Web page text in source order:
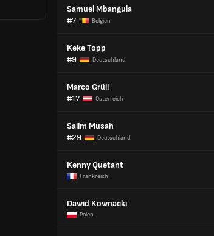
Samuel Mbangula
#7
Belgien
Keke Topp
#9
Deutschland
Marco Grüll
#17
Österreich
Salim Musah
#29
Deutschland
Kenny Quetant
Frankreich
Dawid Kownacki
Polen